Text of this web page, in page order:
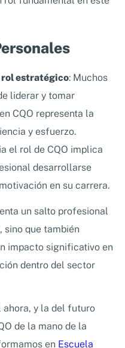
rol estratégico: Muchos
liderar y tomar
CQO representa la
y esfuerzo.
el rol de CQO implica
desarrollarse
en su carrera.
un salto profesional
que también
impacto significativo en
dentro del sector
ahora, y la del futuro
de la mano de la
en Escuela